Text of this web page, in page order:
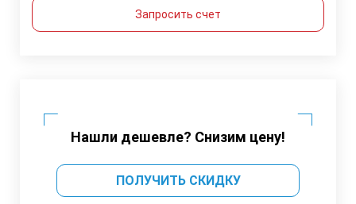
Запросить счет
Нашли дешевле? Снизим цену!
ПОЛУЧИТЬ СКИДКУ